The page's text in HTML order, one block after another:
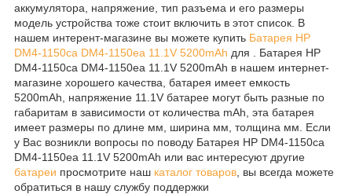
аккумулятора, напряжение, тип разъема и его размеры
модель устройства тоже стоит включить в этот список. В
нашем интерент-магазине вы можете купить Батарея HP
DM4-1150ca DM4-1150ea 11.1V 5200mAh для . Батарея HP
DM4-1150ca DM4-1150ea 11.1V 5200mAh в нашем интернет-
магазине хорошего качества, батарея имеет емкость
5200mAh, напряжение 11.1V батарее могут быть разные по
габаритам в зависимости от количества mAh, эта батарея
имеет размеры по длине мм, ширина мм, толщина мм. Если
у Вас возникли вопросы по поводу Батарея HP DM4-1150ca
DM4-1150ea 11.1V 5200mAh или вас интересуют другие
батареи просмотрите наш каталог товаров , вы всегда можете
обратиться в нашу службу поддержки